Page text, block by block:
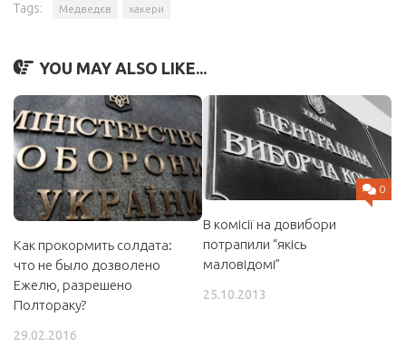
Tags: Медведєв хакери
YOU MAY ALSO LIKE...
Как прокормить солдата:
что не было дозволено
Ежелю, разрешено
Полтораку?
29.02.2016
0
В комісії на довибори
потрапили “якісь
маловідомі”
25.10.2013